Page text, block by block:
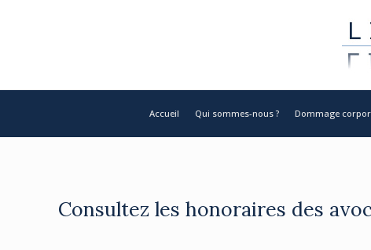
Accueil Qui sommes-nous ? Dommage
Consultez les honoraires des